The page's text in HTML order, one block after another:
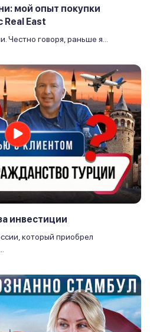
мой опыт покупки
Real East
Честно говоря, раньше я...
инвестиции
который приобрел